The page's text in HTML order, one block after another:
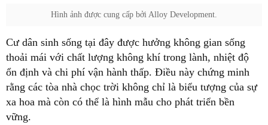
Hình ảnh được cung cấp bởi Alloy Development.
Cư dân sinh sống tại đây được hưởng không gian sống
thoải mái với chất lượng không khí trong lành, nhiệt độ
ổn định và chi phí vận hành thấp. Điều này chứng minh
rằng các tòa nhà chọc trời không chỉ là biểu tượng của sự
xa hoa mà còn có thể là hình mẫu cho phát triển bền
vững.